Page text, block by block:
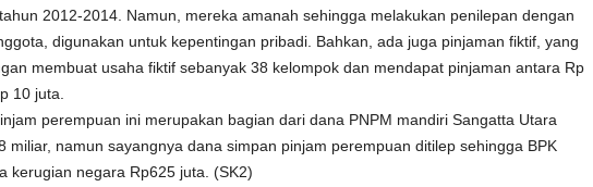
2012-2014. Namun, mereka amanah sehingga melakukan penilepan dengan
digunakan untuk kepentingan pribadi. Bahkan, ada juga pinjaman fiktif, yang
membuat usaha fiktif sebanyak 38 kelompok dan mendapat pinjaman antara Rp
10 juta.
perempuan ini merupakan bagian dari dana PNPM mandiri Sangatta Utara
miliar, namun sayangnya dana simpan pinjam perempuan ditilep sehingga BPK
kerugian negara Rp625 juta. (SK2)